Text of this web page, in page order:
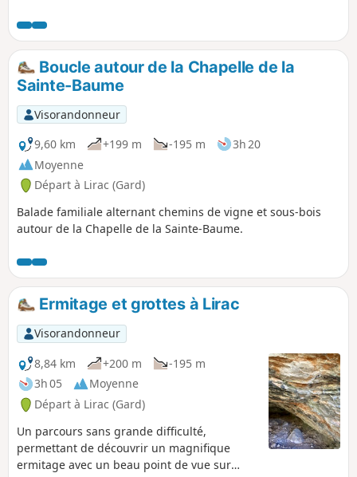
quelques mètres en "petite
désescalade". Un point de vue sur la
vallée du Rhône sera visible en chemin
les jours de beau temps.
Boucle autour de la Chapelle de la
Sainte-Baume
Visorandonneur
9,60 km
+199 m -195 m
3h 20
Moyenne
Départ à Lirac (Gard)
Balade familiale alternant chemins de vigne et sous-bois
autour de la Chapelle de la Sainte-Baume.
Ermitage et grottes à Lirac
Visorandonneur
8,84 km
+200 m
-195 m
3h 05
Moyenne
Départ à Lirac (Gard)
Un parcours sans grande difficulté,
permettant de découvrir un magnifique
ermitage avec un beau point de vue sur